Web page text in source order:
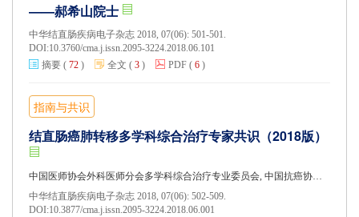
——郝希山院士
中华结直肠疾病电子杂志 2018, 07(06): 501-501.
DOI:10.3760/cma.j.issn.2095-3224.2018.06.101
摘要 ( 72 ) 全文 ( 3 ) PDF ( 6 )
指南与共识
结直肠癌肺转移多学科综合治疗专家共识（2018版）
中国医师协会外科医师分会多学科综合治疗专业委员会, 中国抗癌协会大肠癌专业委员会
中华结直肠疾病电子杂志 2018, 07(06): 502-509.
DOI:10.3877/cma.j.issn.2095-3224.2018.06.001